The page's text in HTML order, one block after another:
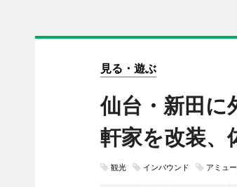
見る・遊ぶ
仙台・新田
軒家を改装、
観光 インバウンド アミュ